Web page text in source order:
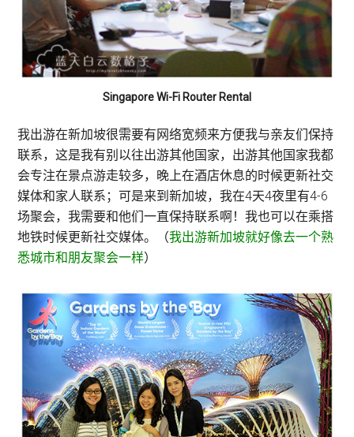
Singapore Wi-Fi Router Rental
我出游在新加坡很需要有网络宽频来方便我与亲友们保持
联系，这是我有别以往出游其他国家，出游其他国家我都
会专注在景点游走较多，晚上在酒店休息的时候更新社交
媒体和家人联系；可是来到新加坡，我在4天4夜里有4-6
场聚会，我需要和他们一直保持联系啊！我也可以在乘搭
地铁时候更新社交媒体。（我出游新加坡就好像去一个熟
悉城市和朋友聚会一样）